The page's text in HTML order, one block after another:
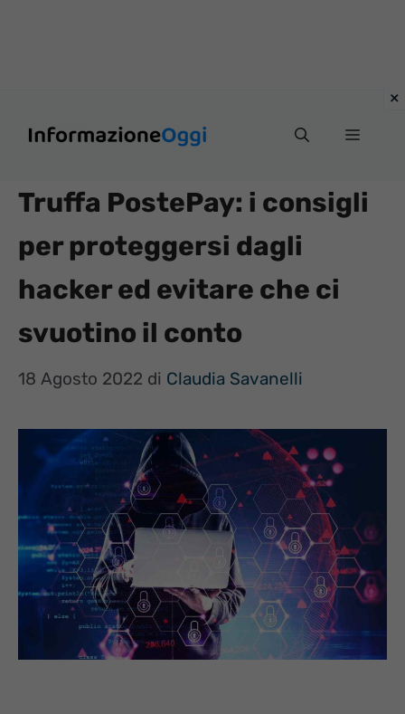
Menu
Truffa PostePay: i consigli
per proteggersi dagli
hacker ed evitare che ci
svuotino il conto
18 Agosto 2022 di Claudia Savanelli